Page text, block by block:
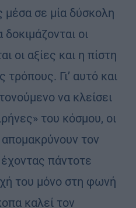
μέσα σε μία δύσκολη
οι
οι αξίες και η πίστη
τρόπους. Γι’ αυτό και
να κλείσει
του κόσμου, οι
απομακρύνουν τον
πάντοτε
του μόνο στη φωνή
καλεί τον